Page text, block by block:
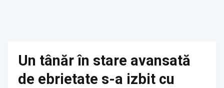
Un tânăr în stare avansată
de ebrietate s-a izbit cu